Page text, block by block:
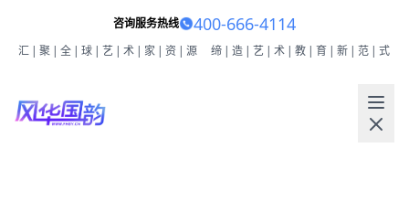
咨询服务热线 400-666-4114
汇|聚|全|球|艺|术|家|资|源 缔|造|艺|术|教|育|新|范|式